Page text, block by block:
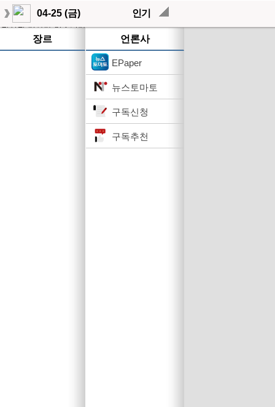
04-25 (금) 인기
장르 언론사
EPaper
뉴스토마토
구독신청
구독추천
작성된 기사가 없습니다.